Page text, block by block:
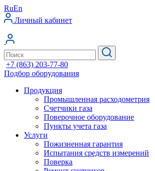
RuEn
Личный кабинет
+7 (863) 203-77-80
Подбор оборудования
Продукция
Промышленная расходометрия
Счетчики газа
Поверочное оборудование
Пункты учета газа
Услуги
Пожизненная гарантия
Испытания средств измерений
Поверка